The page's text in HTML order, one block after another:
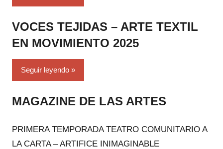
VOCES TEJIDAS – ARTE TEXTIL
EN MOVIMIENTO 2025
Seguir leyendo
MAGAZINE DE LAS ARTES
PRIMERA TEMPORADA TEATRO COMUNITARIO A
LA CARTA – ARTIFICE INIMAGINABLE